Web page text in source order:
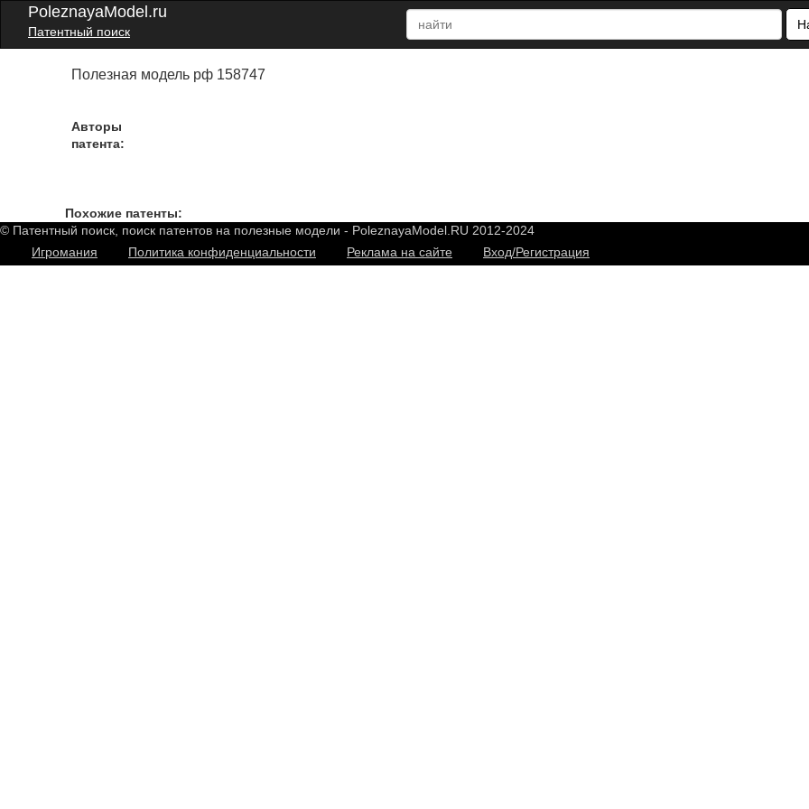
PoleznayaModel.ru
Патентный поиск
Полезная модель рф 158747
Авторы
патента:
Похожие патенты:
© Патентный поиск, поиск патентов на полезные модели - PoleznayaModel.RU 2012-2024
Игромания
Политика конфиденциальности Реклама на сайте Вход/Регистрация